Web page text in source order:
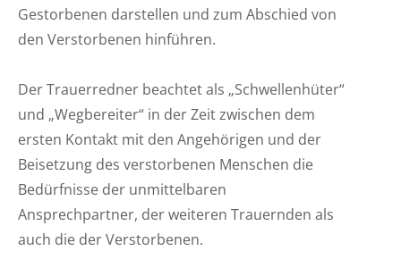
Gestorbenen darstellen und zum Abschied von
den Verstorbenen hinführen.
Der Trauerredner beachtet als „Schwellenhüter“
und „Wegbereiter“ in der Zeit zwischen dem
ersten Kontakt mit den Angehörigen und der
Beisetzung des verstorbenen Menschen die
Bedürfnisse der unmittelbaren
Ansprechpartner, der weiteren Trauernden als
auch die der Verstorbenen.